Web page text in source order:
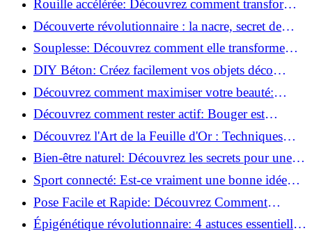
Rouille accélérée: Découvrez comment transformer
la corrosion en déco tendance!
Découverte révolutionnaire : la nacre, secret de
régénération inouï !
Souplesse: Découvrez comment elle transforme
votre performance sportive!
DIY Béton: Créez facilement vos objets déco
tendance!
Découvrez comment maximiser votre beauté:
Astuces et secrets révélés!
Découvrez comment rester actif: Bouger est
toujours possible!
Découvrez l'Art de la Feuille d'Or : Techniques
Incontournables pour Réussir!
Bien-être naturel: Découvrez les secrets pour une
vie saine!
Sport connecté: Est-ce vraiment une bonne idée
pour vous?
Pose Facile et Rapide: Découvrez Comment
Monter des Carreaux de Béton Cellulaire!
Épigénétique révolutionnaire: 4 astuces essentielles